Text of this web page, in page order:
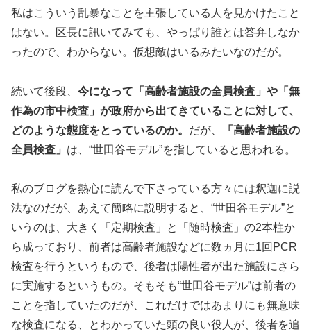
私はこういう乱暴なことを主張している人を見かけたこと
はない。区長に訊いてみても、やっぱり誰とは答弁しなか
ったので、わからない。仮想敵はいるみたいなのだが。
続いて後段、 今になって「高齢者施設の全員検査」や「無
作為の市中検査」が政府から出てきていることに対して、
どのような態度をとっているのか。 だが、
「高齢者施設の
全員検査」 は、“世田谷モデル”を指していると思われる。
私のブログを熱心に読んで下さっている方々には釈迦に説
法なのだが、あえて簡略に説明すると、“世田谷モデル”と
いうのは、大きく「定期検査」と「随時検査」の2本柱か
ら成っており、前者は高齢者施設などに数ヵ月に1回PCR
検査を行うというもので、後者は陽性者が出た施設にさら
に実施するというもの。そもそも“世田谷モデル”は前者の
ことを指していたのだが、これだけではあまりにも無意味
な検査になる、とわかっていた頭の良い役人が、後者を追